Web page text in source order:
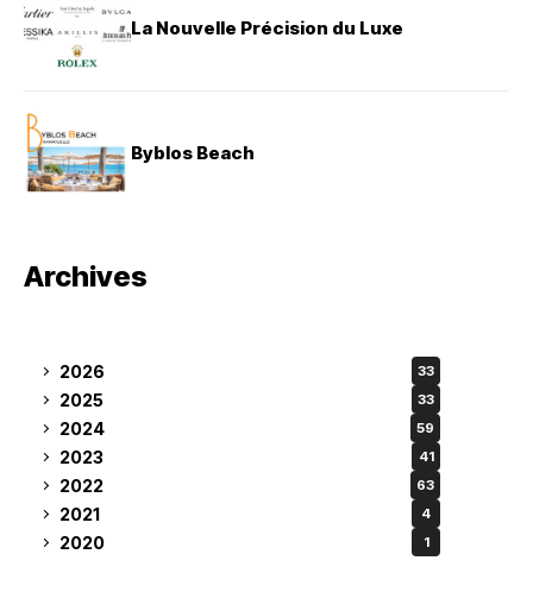
La Nouvelle Précision du Luxe
Byblos Beach
Archives
2026 33
2025 33
2024 59
2023 41
2022 63
2021 4
2020 1